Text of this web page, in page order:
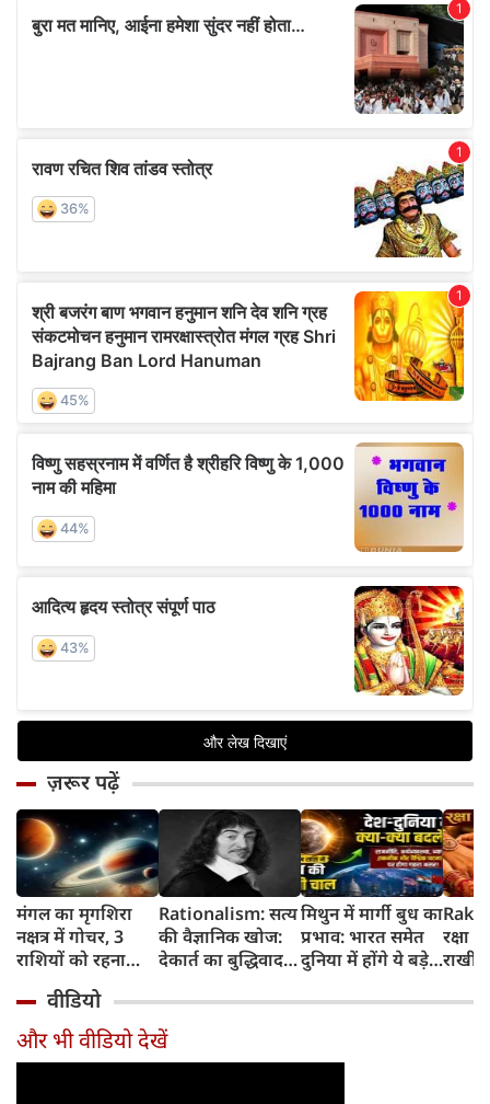
ज़रूर पढ़ें
मंगल का मृगशिरा
नक्षत्र में गोचर, 3
राशियों को रहना
सावधान
Rationalism: सत्य
की वैज्ञानिक खोज:
देकार्त का बुद्धिवाद
का जन्म
मिथुन में मार्गी बुध का
प्रभाव: भारत समेत
दुनिया में होंगे ये बड़े
रक्षा
राखी
वीडियो
और भी वीडियो देखें